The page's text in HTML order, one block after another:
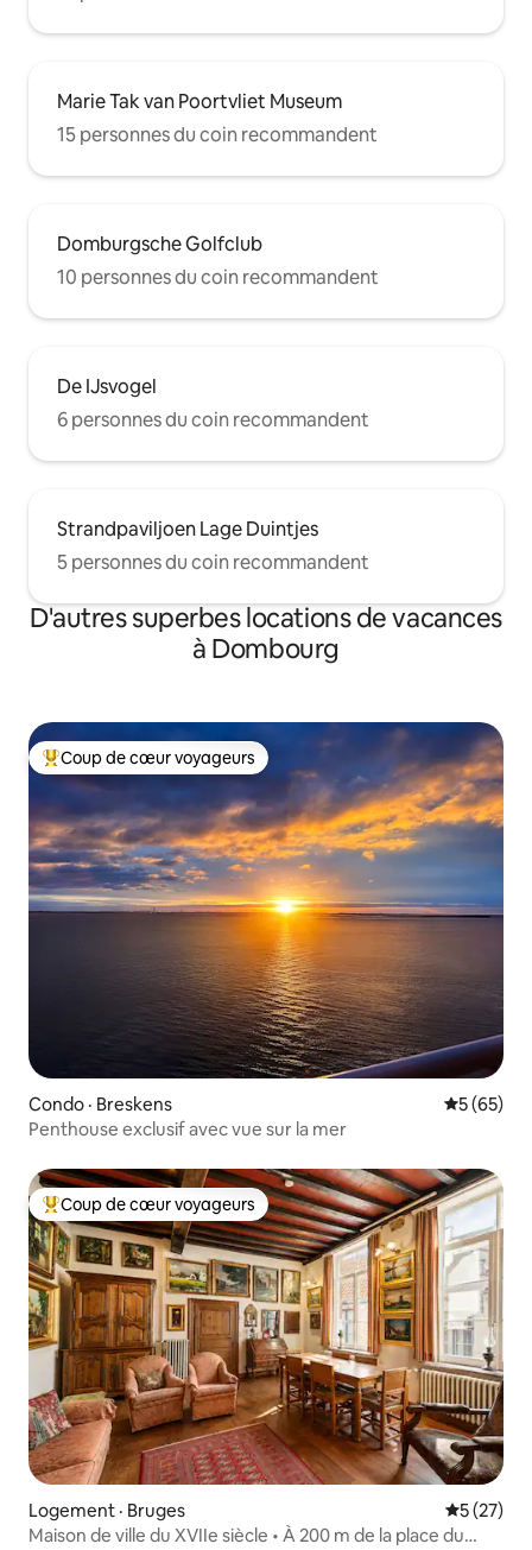
Marie Tak van Poortvliet Museum
15 personnes du coin recommandent
Domburgsche Golfclub
10 personnes du coin recommandent
De IJsvogel
6 personnes du coin recommandent
Strandpaviljoen Lage Duintjes
5 personnes du coin recommandent
D'autres superbes locations de vacances
à Dombourg
Coup de cœur voyageurs parmi les plus aimés
Coup de cœur voyageurs
Condo · Breskens Note
5 (65)
Penthouse exclusif avec vue sur la mer
Coup de cœur voyageurs parmi les plus aimés
Coup de cœur voyageurs
Logement · Bruges Note
5 (27)
Maison de ville du XVIIe siècle • À 200 m de la place du